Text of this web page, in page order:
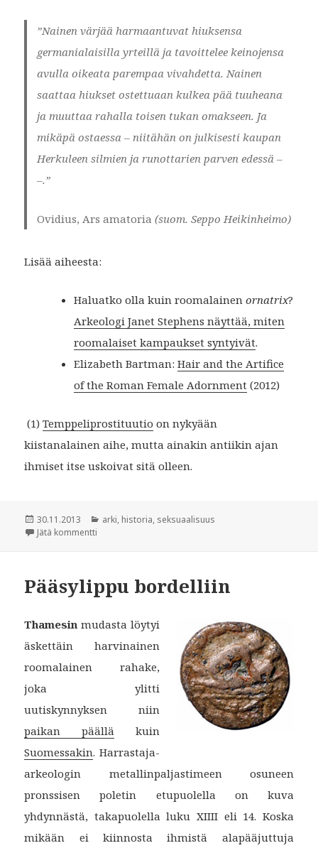
”Nainen värjää harmaantuvat hiuksensa
germanialaisilla yrteillä ja tavoittelee keinojensa
avulla oikeata parempaa vivahdetta. Nainen
saattaa hiukset ostettuaan kulkea pää tuuheana
ja muuttaa rahalla toisen tukan omakseen. Ja
mikäpä ostaessa – niitähän on julkisesti kaupan
Herkuleen silmien ja runottarien parven edessä –
–.”
Ovidius, Ars amatoria(suom. Seppo Heikinheimo)
Lisää aiheesta:
Haluatko olla kuin roomalainenornatrix?
Arkeologi Janet Stephens näyttää, miten
roomalaiset kampaukset syntyivät.
Elizabeth Bartman:Hair and the Artifice
of the Roman Female Adornment (2012)
(1)Temppeliprostituutio on nykyään
kiistanalainen aihe, mutta ainakin antiikin ajan
ihmiset itse uskoivat sitä olleen.
Julkaistu
30.11.2013 Kategoriat
arki, historia, seksuaalisuus
Jätä kommentti
Pääsylippu bordelliin
Thamesin mudasta löytyi
äskettäin harvinainen
roomalainen rahake,
joka ylitti
uutiskynnyksen niin
paikan päällä kuin
Suomessakin. Harrastaja-
arkeologin metallinpaljastimeen osuneen
pronssisen poletin etupuolella on kuva
yhdynnästä, takapuolella luku XIIII eli 14. Koska
mikään ei kiinnosta ihmistä alapääjuttuja